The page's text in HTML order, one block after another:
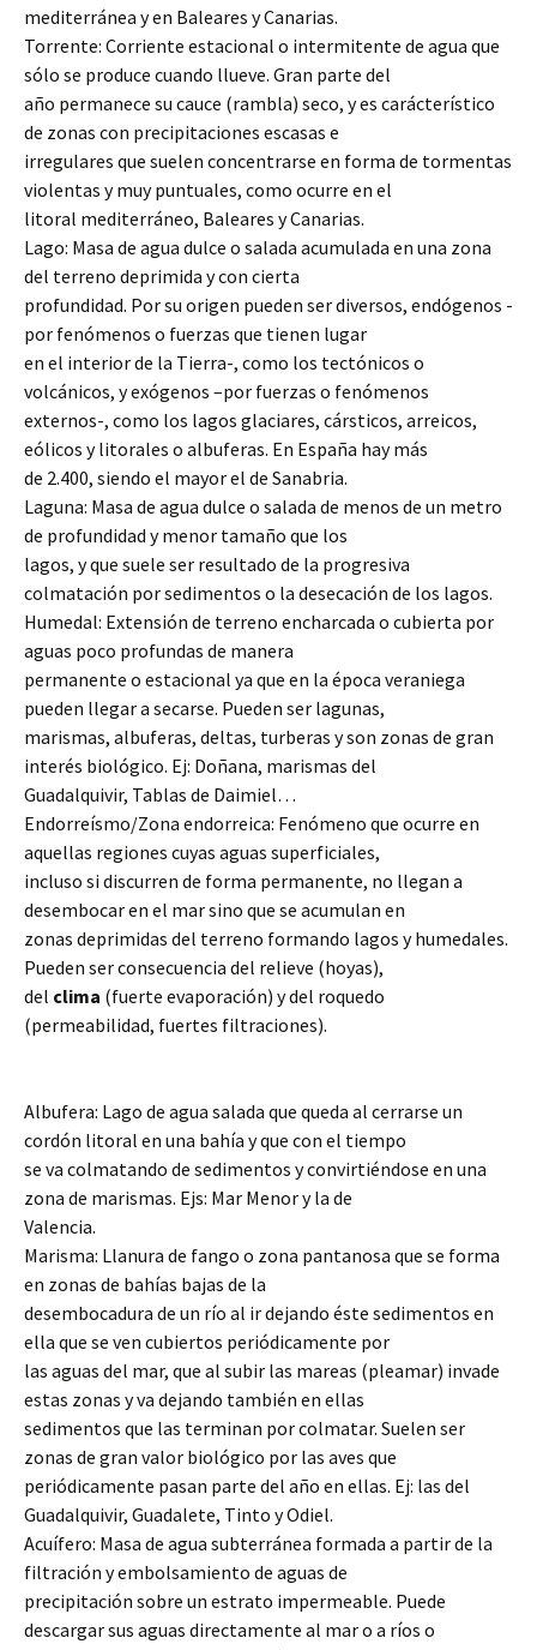
mediterránea y en Baleares y Canarias.
Torrente: Corriente estacional o intermitente de agua que
sólo se produce cuando llueve. Gran parte del
año permanece su cauce (rambla) seco, y es carácterístico
de zonas con precipitaciones escasas e
irregulares que suelen concentrarse en forma de tormentas
violentas y muy puntuales, como ocurre en el
litoral mediterráneo, Baleares y Canarias.
Lago: Masa de agua dulce o salada acumulada en una zona
del terreno deprimida y con cierta
profundidad. Por su origen pueden ser diversos, endógenos -
por fenómenos o fuerzas que tienen lugar
en el interior de la Tierra-, como los tectónicos o
volcánicos, y exógenos –por fuerzas o fenómenos
externos-, como los lagos glaciares, cársticos, arreicos,
eólicos y litorales o albuferas. En España hay más
de 2.400, siendo el mayor el de Sanabria.
Laguna: Masa de agua dulce o salada de menos de un metro
de profundidad y menor tamaño que los
lagos, y que suele ser resultado de la progresiva
colmatación por sedimentos o la desecación de los lagos.
Humedal: Extensión de terreno encharcada o cubierta por
aguas poco profundas de manera
permanente o estacional ya que en la época veraniega
pueden llegar a secarse. Pueden ser lagunas,
marismas, albuferas, deltas, turberas y son zonas de gran
interés biológico. Ej: Doñana, marismas del
Guadalquivir, Tablas de Daimiel…
Endorreísmo/Zona endorreica: Fenómeno que ocurre en
aquellas regiones cuyas aguas superficiales,
incluso si discurren de forma permanente, no llegan a
desembocar en el mar sino que se acumulan en
zonas deprimidas del terreno formando lagos y humedales.
Pueden ser consecuencia del relieve (hoyas),
del clima (fuerte evaporación) y del roquedo
(permeabilidad, fuertes filtraciones).
Albufera: Lago de agua salada que queda al cerrarse un
cordón litoral en una bahía y que con el tiempo
se va colmatando de sedimentos y convirtiéndose en una
zona de marismas. Ejs: Mar Menor y la de
Valencia.
Marisma: Llanura de fango o zona pantanosa que se forma
en zonas de bahías bajas de la
desembocadura de un río al ir dejando éste sedimentos en
ella que se ven cubiertos periódicamente por
las aguas del mar, que al subir las mareas (pleamar) invade
estas zonas y va dejando también en ellas
sedimentos que las terminan por colmatar. Suelen ser
zonas de gran valor biológico por las aves que
periódicamente pasan parte del año en ellas. Ej: las del
Guadalquivir, Guadalete, Tinto y Odiel.
Acuífero: Masa de agua subterránea formada a partir de la
filtración y embolsamiento de aguas de
precipitación sobre un estrato impermeable. Puede
descargar sus aguas directamente al mar o a ríos o